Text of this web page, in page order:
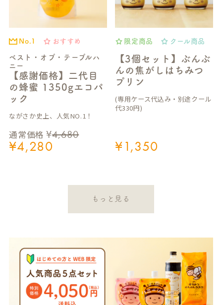
ベスト・オブ・テーブルハ
ニー
【感謝価格】二代目
の蜂蜜 1350gエコパ
ック
No.1 おすすめ
通常価格 ¥4,680
¥4,280
ながさか史上、人気NO.1！
【3個セット】ぶんぶ
んの焦がしはちみつ
プリン
限定商品 クール商品
¥1,350
(専用ケース代込み・別途クール
代330円)
もっと見る